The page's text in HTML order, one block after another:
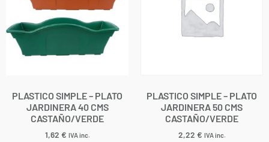
PLASTICO SIMPLE – PLATO
JARDINERA 40 CMS
CASTAÑO/VERDE
1,62 € IVA inc.
PLASTICO SIMPLE – PLATO
JARDINERA 50 CMS
CASTAÑO/VERDE
2,22 € IVA inc.